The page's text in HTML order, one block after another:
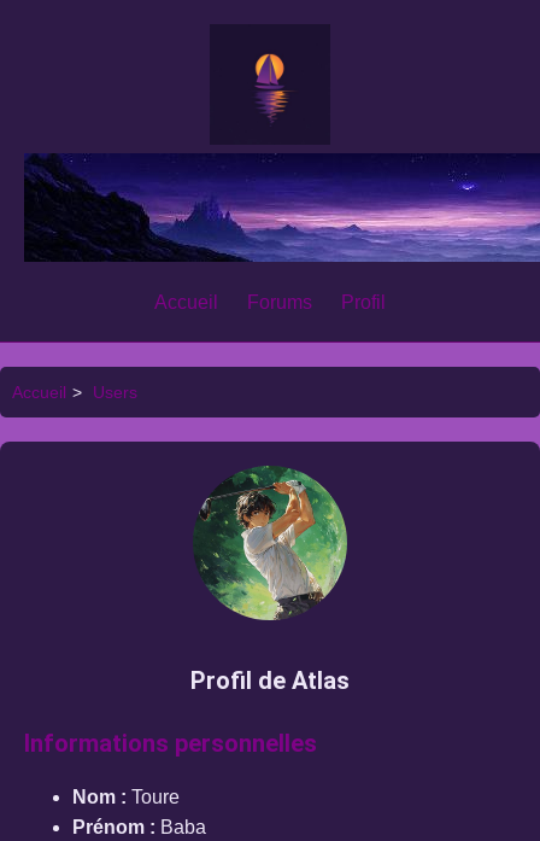
Accueil Forums Profil
Accueil > Users
Profil de Atlas
Informations personnelles
Nom : Toure
Prénom : Baba